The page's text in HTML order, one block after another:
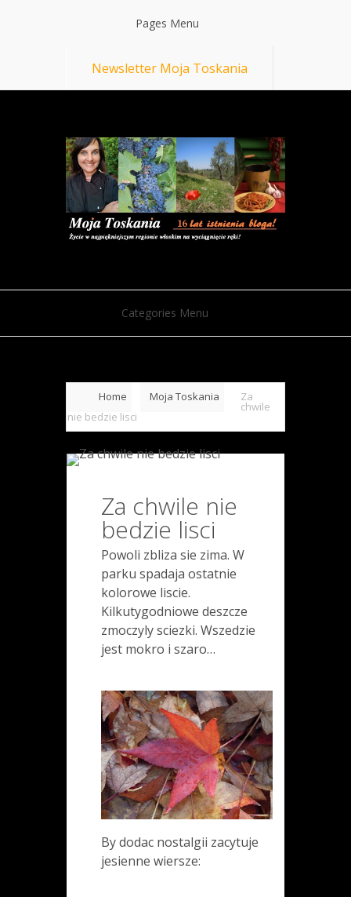
Pages Menu
Newsletter Moja Toskania
Categories Menu
Home Moja Toskania Za
chwile
nie bedzie lisci
Za chwile nie
bedzie lisci
Powoli zbliza sie zima. W
parku spadaja ostatnie
kolorowe liscie.
Kilkutygodniowe deszcze
zmoczyly sciezki. Wszedzie
jest mokro i szaro…
By dodac nostalgii zacytuje
jesienne wiersze: